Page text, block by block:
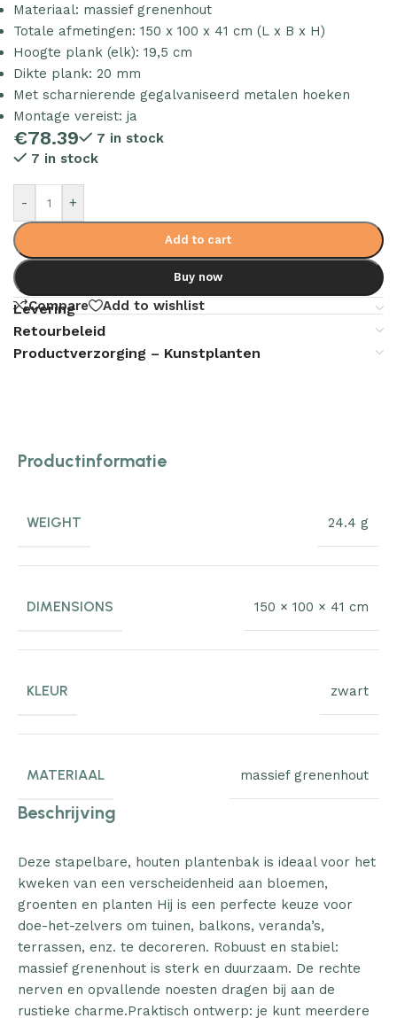
Materiaal: massief grenenhout
Totale afmetingen: 150 x 100 x 41 cm (L x B x H)
Hoogte plank (elk): 19,5 cm
Dikte plank: 20 mm
Met scharnierende gegalvaniseerd metalen hoeken
Montage vereist: ja
€78.39
7 in stock
7 in stock
- +
Add to cart
Buy now
Compare Add to wishlist
Levering
Retourbeleid
Productverzorging – Kunstplanten
Productinformatie
WEIGHT 24.4 g
DIMENSIONS 150 × 100 × 41 cm
KLEUR zwart
MATERIAAL massief grenenhout
Beschrijving
Deze stapelbare, houten plantenbak is ideaal voor het
kweken van een verscheidenheid aan bloemen,
groenten en planten Hij is een perfecte keuze voor
doe-het-zelvers om tuinen, balkons, veranda’s,
terrassen, enz. te decoreren. Robuust en stabiel:
massief grenenhout is sterk en duurzaam. De rechte
nerven en opvallende noesten dragen bij aan de
rustieke charme.Praktisch ontwerp: je kunt meerdere